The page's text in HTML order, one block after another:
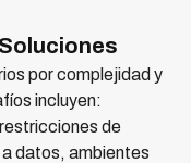
por complejidad y
incluyen:
de
datos, ambientes